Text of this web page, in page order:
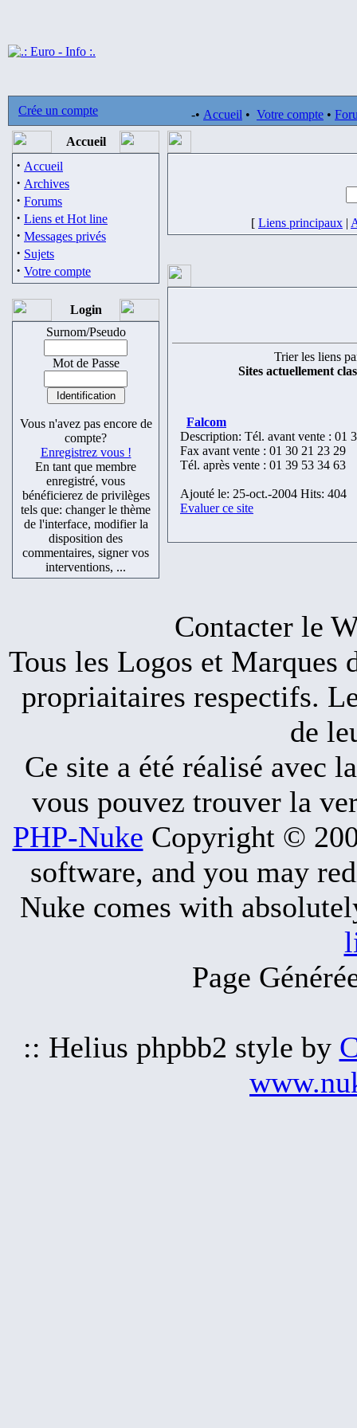
Crée un compte -• Accueil • Votre compte •
Accueil
· Accueil
· Archives
· Forums
· Liens et Hot line
· Messages privés
· Sujets
· Votre compte
Login
Surnom/Pseudo
Mot de Passe
Vous n'avez pas encore de
compte?
Enregistrez vous !
En tant que membre
enregistré, vous
bénéficierez de privilèges
tels que: changer le thème
de l'interface, modifier la
disposition des
commentaires, signer vos
interventions, ...
[ Liens principaux |
Trier les liens
Sites actuellement
Falcom
Description: Tél. avant vente : 01
Fax avant vente : 01 30 21 23 29
Tél. après vente : 01 39 53 34 63
Ajouté le: 25-oct.-2004 Hits: 404
Evaluer ce site
Contacter le
Tous les Logos et Marques
propriaitaires respectifs.
de
Ce site a été réalisé avec
vous pouvez trouver la
PHP-Nuke Copyright ©
software, and you may
Nuke comes with
Page
:: Helius phpbb2 style by